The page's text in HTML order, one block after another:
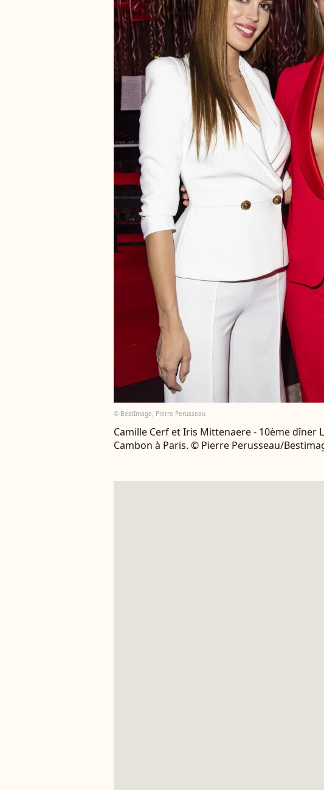
© BestImage, Pierre Perusseau
Camille Cerf et Iris Mittenaere - 10ème dîner
Cambon à Paris. © Pierre Perusseau/